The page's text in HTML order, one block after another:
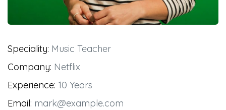
Speciality: Music Teacher
Company: Netflix
Experience: 10 Years
Email: mark@example.com